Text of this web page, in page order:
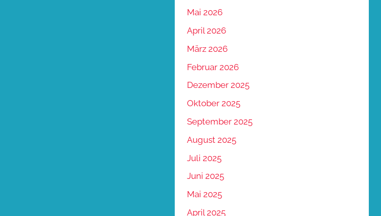
Mai 2026
April 2026
März 2026
Februar 2026
Dezember 2025
Oktober 2025
September 2025
August 2025
Juli 2025
Juni 2025
Mai 2025
April 2025